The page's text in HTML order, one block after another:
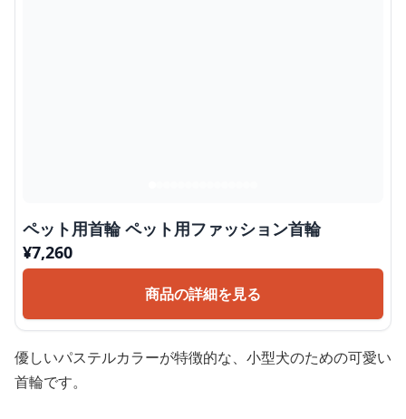
ペット用首輪 ペット用ファッション首輪
¥7,260
商品の詳細を見る
優しいパステルカラーが特徴的な、小型犬のための可愛い
首輪です。